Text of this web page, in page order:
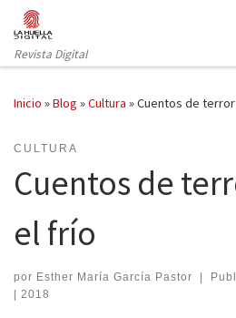
Saltar al contenido
Revista Digital
Inicio »Blog »Cultura »Cuentos de
CULTURA
Cuentos de
el frío
por Esther María García Pastor |
| 2018